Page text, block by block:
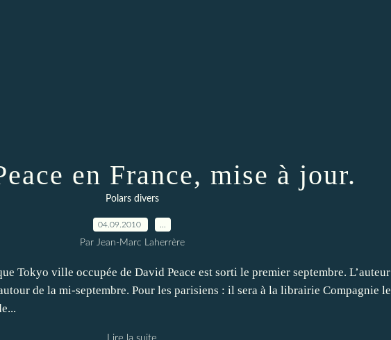
en France, mise à jour.
Polars divers
04.09.2010
Par Jean-Marc Laherrère
Tokyo ville occupée de David Peace est sorti le premier septembre. L’auteur
de la mi-septembre. Pour les parisiens : il sera à la librairie Compagnie le